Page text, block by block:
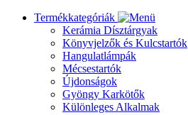
Termékkategóriák
Kerámia Dísztárgyak
Könyvjelzők és Kulcstartók
Hangulatlámpák
Mécsestartók
Újdonságok
Gyöngy Karkötők
Különleges Alkalmak